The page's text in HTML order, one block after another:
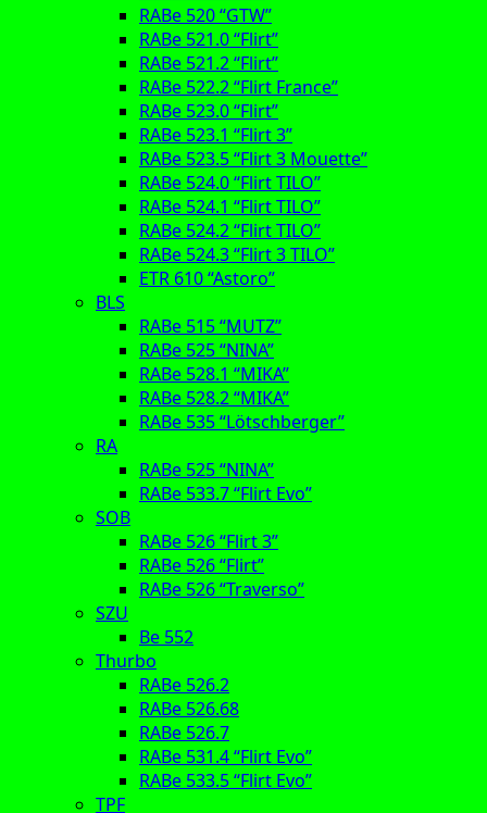
RABe 520 “GTW”
RABe 521.0 “Flirt”
RABe 521.2 “Flirt”
RABe 522.2 “Flirt France”
RABe 523.0 “Flirt”
RABe 523.1 “Flirt 3”
RABe 523.5 “Flirt 3 Mouette”
RABe 524.0 “Flirt TILO”
RABe 524.1 “Flirt TILO”
RABe 524.2 “Flirt TILO”
RABe 524.3 “Flirt 3 TILO”
ETR 610 “Astoro”
BLS
RABe 515 “MUTZ”
RABe 525 “NINA”
RABe 528.1 “MIKA”
RABe 528.2 “MIKA”
RABe 535 “Lötschberger”
RA
RABe 525 “NINA”
RABe 533.7 “Flirt Evo”
SOB
RABe 526 “Flirt 3”
RABe 526 “Flirt”
RABe 526 “Traverso”
SZU
Be 552
Thurbo
RABe 526.2
RABe 526.68
RABe 526.7
RABe 531.4 “Flirt Evo”
RABe 533.5 “Flirt Evo”
TPF